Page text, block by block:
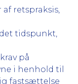
retspraksis,
tidspunkt,
på
i henhold til
fastsættelse